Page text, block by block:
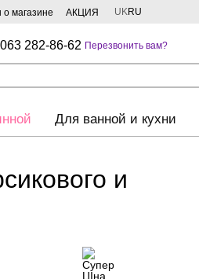
магазине АКЦИЯ UKRU
063 282-86-62 Перезвонить вам?
Для ванной и кухни
и